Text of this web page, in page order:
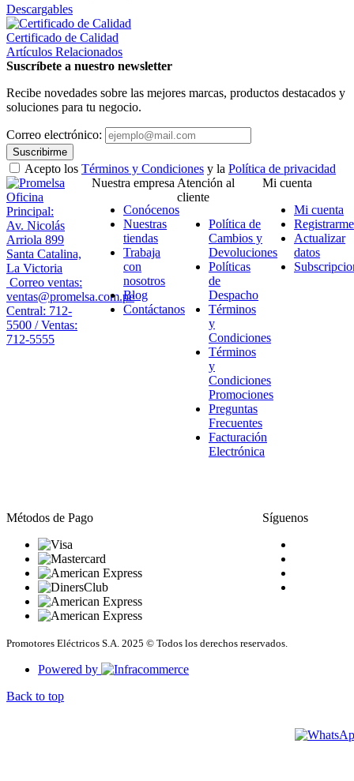
Descargables
Certificado de Calidad
Artículos Relacionados
Suscríbete a nuestro newsletter
Recibe novedades sobre las mejores marcas, productos destacados y
soluciones para tu negocio.
Correo electrónico:
Suscribirme
Acepto los Términos y Condiciones y la Política de privacidad
Oficina
Principal:
Av. Nicolás
Arriola 899
Santa Catalina,
La Victoria
Correo ventas:
ventas@promelsa.com.pe
Central: 712-
5500 / Ventas:
712-5555
Nuestra empresa
Conócenos
Nuestras
tiendas
Trabaja
con
nosotros
Blog
Contáctanos
Atención al
cliente
Política de
Cambios y
Devoluciones
Políticas
de
Despacho
Términos
y
Condiciones
Términos
y
Condiciones
Promociones
Preguntas
Frecuentes
Facturación
Electrónica
Mi cuenta
Mi cuenta
Registrarme
Actualizar
datos
Métodos de Pago Síguenos
Promotores Eléctricos S.A. 2025 © Todos los derechos reservados.
Powered by
Back to top